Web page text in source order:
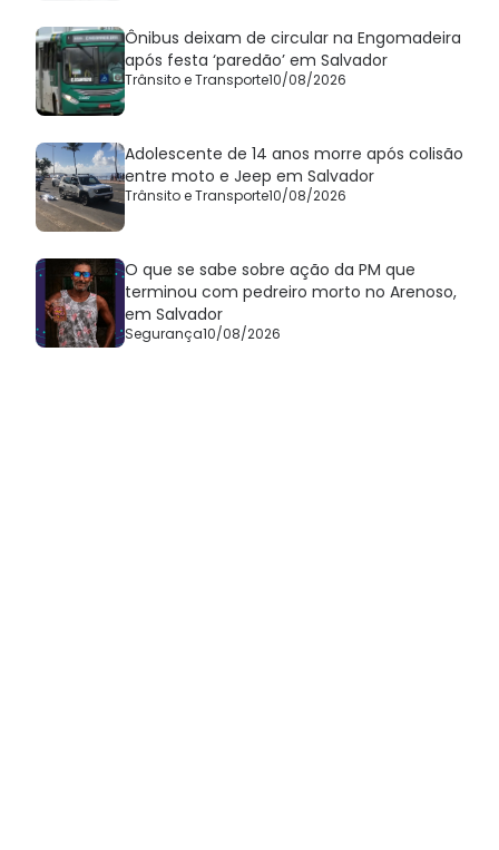
Ônibus deixam de circular na Engomadeira
após festa ‘paredão’ em Salvador
Trânsito e Transporte10/08/2026
Adolescente de 14 anos morre após colisão
entre moto e Jeep em Salvador
Trânsito e Transporte10/08/2026
O que se sabe sobre ação da PM que
terminou com pedreiro morto no Arenoso,
em Salvador
Segurança10/08/2026